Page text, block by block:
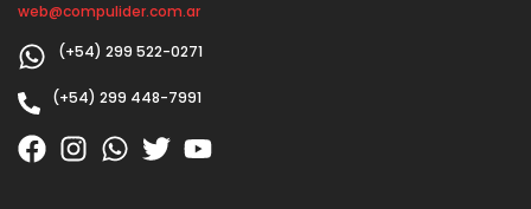
web@compulider.com.ar
(+54) 299 522-0271
(+54) 299 448-7991